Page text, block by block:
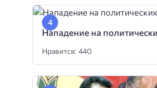
Нападение на
Нравится: 440